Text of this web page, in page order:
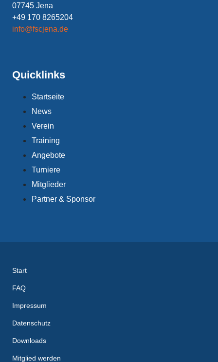
07745 Jena
+49 170 8265204
info@fscjena.de
Quicklinks
Startseite
News
Verein
Training
Angebote
Turniere
Mitglieder
Partner & Sponsor
Start
FAQ
Impressum
Datenschutz
Downloads
Mitglied werden